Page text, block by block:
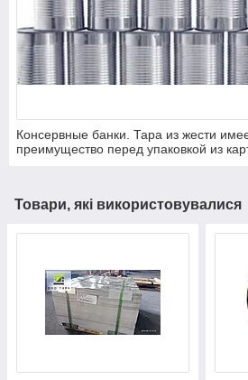
Консервные банки. Тара из жести
преимущество перед упаковкой из
невозможность использования для
Товари, які використовувалися